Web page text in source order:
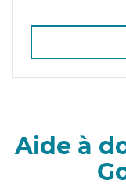
Aide à